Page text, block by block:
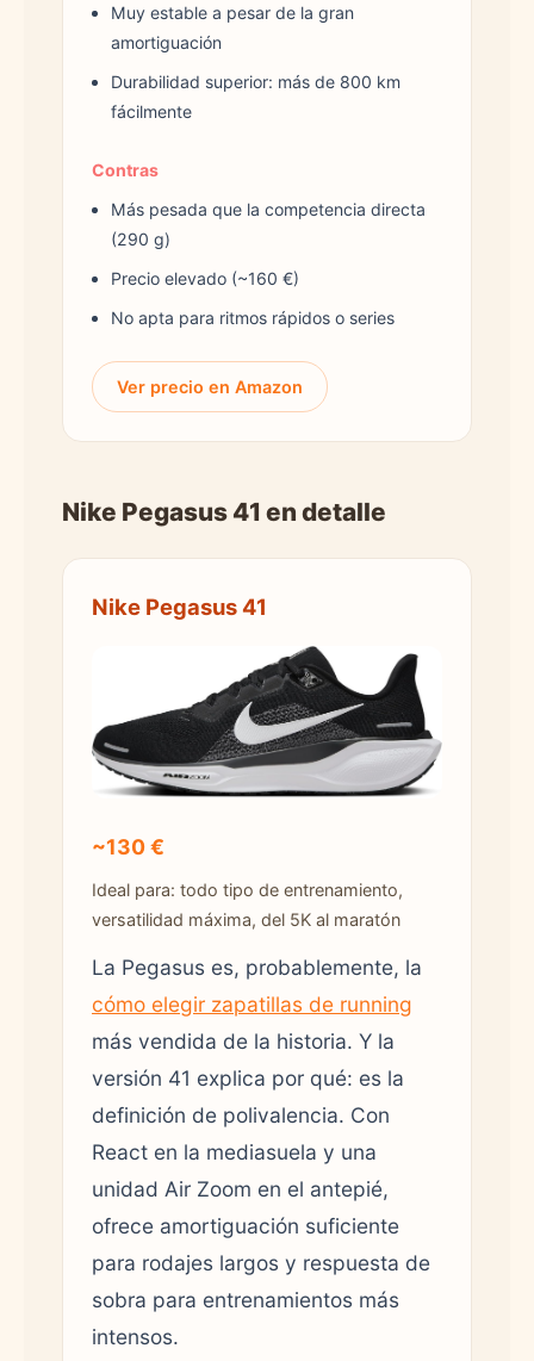
Muy estable a pesar de la gran
amortiguación
Durabilidad superior: más de 800 km
fácilmente
Contras
Más pesada que la competencia directa
(290 g)
Precio elevado (~160 €)
No apta para ritmos rápidos o series
Ver precio en Amazon
Nike Pegasus 41 en detalle
Nike Pegasus 41
~130 €
Ideal para: todo tipo de entrenamiento,
versatilidad máxima, del 5K al maratón
La Pegasus es, probablemente, la
cómo elegir zapatillas de running
más vendida de la historia. Y la
versión 41 explica por qué: es la
definición de polivalencia. Con
React en la mediasuela y una
unidad Air Zoom en el antepié,
ofrece amortiguación suficiente
para rodajes largos y respuesta de
sobra para entrenamientos más
intensos.